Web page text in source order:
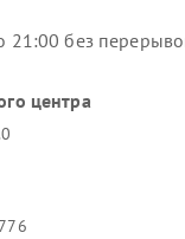
21:00 без
центра